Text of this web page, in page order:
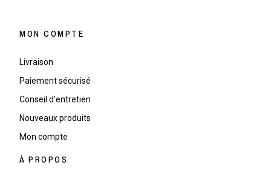
MON COMPTE
Livraison
Paiement sécurisé
Conseil d'entretien
Nouveaux produits
Mon compte
À PROPOS